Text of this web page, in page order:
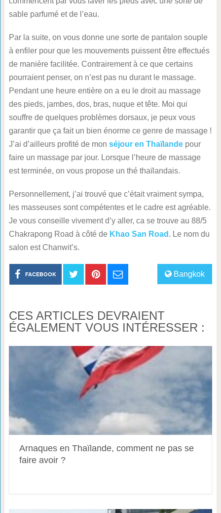
sable parfumé et de l’eau.
Par la suite, on vous donne une sorte de pantalon souple
à enfiler pour que les mouvements puissent être effectués
de manière facilitée. Contrairement à ce que certains
pourraient penser, on n’est pas nu durant le massage.
Pendant une heure entière on a eu le droit au massage
des pieds, jambes, dos, bras, nuque et tête. Moi qui
souffre de quelques problèmes dorsaux, je peux vous
garantir que ça fait un bien énorme ce genre de massage !
J’ai d’ailleurs profité de mon séjour en Thaïlandepour
faire un massage par jour. Lorsque l’heure de massage
est terminée, on vous propose un thé thaïlandais.
Personnellement, j’ai trouvé que c’était vraiment sympa,
les masseuses sont compétentes et le cadre est agréable.
Je vous conseille vivement d’y aller, ca se trouve au 88/5
Chakrapong Road à côté de Khao San Road . Le nom du
salon est Chanwit’s.
Bangkok
FACEBOOK
CES ARTICLES DEVRAIENT
ÉGALEMENT VOUS INTÉRESSER :
Arnaques en Thaïlande, comment ne pas se
faire avoir ?